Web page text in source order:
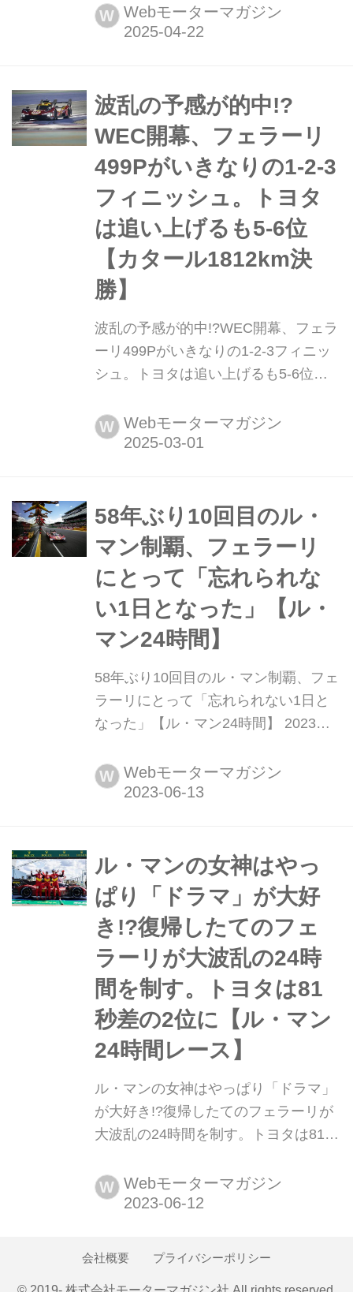
手権第2戦イモラ6時間の決勝がイタリ
アのイモラ・サーキットで行われ、ポ
セ(アレッサンドロ・ピエール・グイデ
ィ/ジェームス・カラド/アントニオ・
ジョビナッ...
W Webモーターマガジン
波乱の予感が的中!?
WEC開幕、フェラーリ
499Pがいきなりの1-2-3
フィニッシュ。トヨタ
は追い上げるも5-6位
【カタール1812km決
勝】
波乱の予感が的中!?WEC開幕、フェラ
ーリ499Pがいきなりの1-2-3フィニッ
シュ。トヨタは追い上げるも5-6位
28日金曜日(現地時間)、WEC世界耐久
選手権開幕戦カタール1812kmレース
予選3番手からスタートした50号車フ
ェラーリ499P/フェラーリAFコルセ(ア
ントニオ・フォコ/ミゲル・モリーナ/
ニク...
W Webモーターマガジン
58年ぶり10回目のル・
マン制覇、フェラーリ
にとって「忘れられな
い1日となった」【ル・
マン24時間】
58年ぶり10回目のル・マン制覇、フェ
ラーリにとって「忘れられない1日と
なった」【ル・マン24時間】 2023年6
WEC(世界耐久選手権)第4戦ル・マン
24時間レース決勝は、50年ぶりにスポ
トヨタ8号車の猛追により、最後の最
後まで優勝の行方はどうなるかわから
なかった。レース...
W Webモーターマガジン
ル・マンの女神はやっ
ぱり「ドラマ」が大好
き!?復帰したてのフェ
ラーリが大波乱の24時
間を制す。トヨタは81
秒差の2位に【ル・マン
24時間レース】
ル・マンの女神はやっぱり「ドラマ」
が大好き!?復帰したてのフェラーリが
大波乱の24時間を制す。トヨタは81秒
2023年6月10日〜11日(現地時間)、
WEC(世界耐久選手権)第4戦ル・マン
カーレースに復帰したばかりの51号車
W Webモーターマガジン
会社概要 プライバシーポリシー